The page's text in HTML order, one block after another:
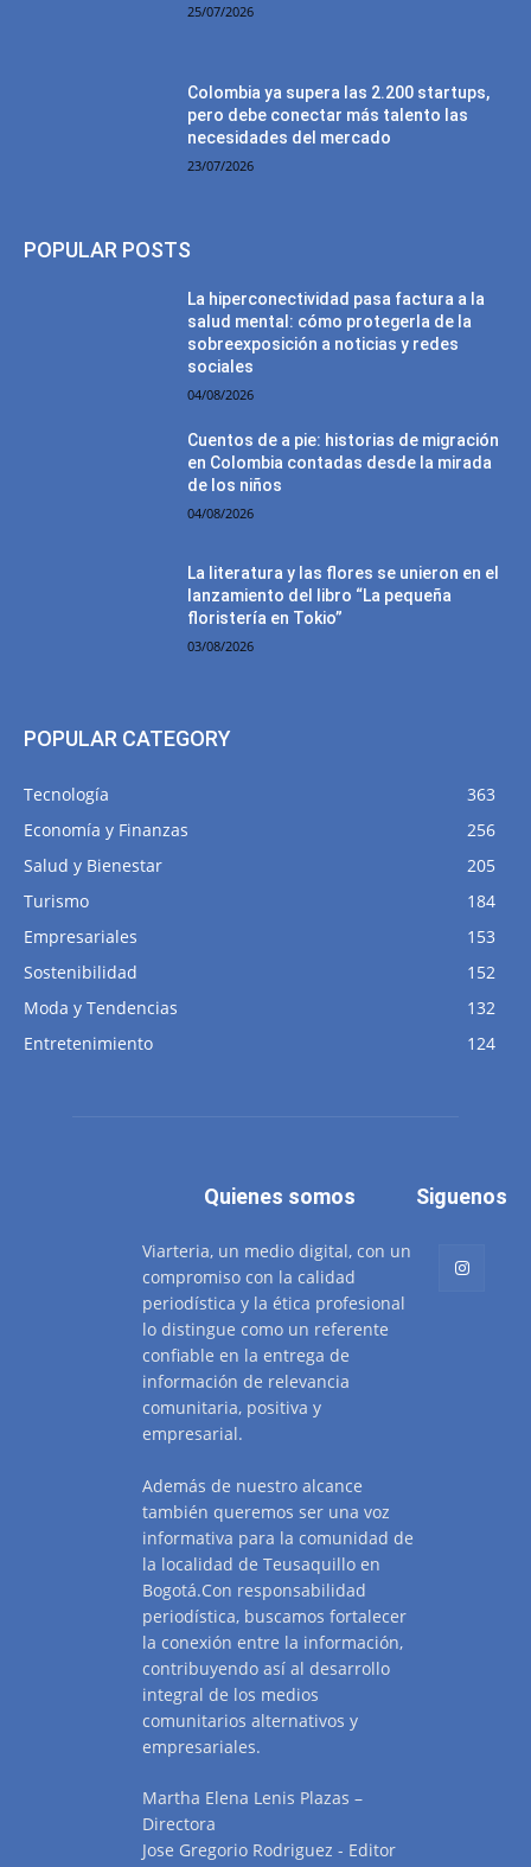
25/07/2026
Colombia ya supera las 2.200 startups,
pero debe conectar más talento las
necesidades del mercado
23/07/2026
POPULAR POSTS
La hiperconectividad pasa factura a la
salud mental: cómo protegerla de la
sobreexposición a noticias y redes
sociales
04/08/2026
Cuentos de a pie: historias de migración
en Colombia contadas desde la mirada
de los niños
04/08/2026
La literatura y las flores se unieron en el
lanzamiento del libro “La pequeña
floristería en Tokio”
03/08/2026
POPULAR CATEGORY
Tecnología
363
Economía y Finanzas
256
Salud y Bienestar
205
Turismo
184
Empresariales
153
Sostenibilidad
152
Moda y Tendencias
132
Entretenimiento
124
Quienes somos
Viarteria, un medio digital, con un
compromiso con la calidad
periodística y la ética profesional
lo distingue como un referente
confiable en la entrega de
información de relevancia
comunitaria, positiva y
empresarial.
Además de nuestro alcance
también queremos ser una voz
informativa para la comunidad de
la localidad de Teusaquillo en
Bogotá.Con responsabilidad
periodística, buscamos fortalecer
la conexión entre la información,
contribuyendo así al desarrollo
integral de los medios
comunitarios alternativos y
empresariales.
Martha Elena Lenis Plazas –
Directora
Jose Gregorio Rodriguez - Editor
Siguenos